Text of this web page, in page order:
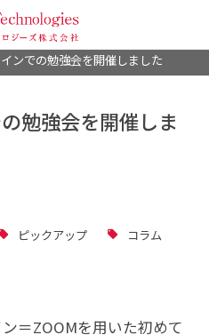
ンでの勉強会を開催しました
勉強会を開催しま
ピックアップ コラム
＝ZOOMを用いた初めて